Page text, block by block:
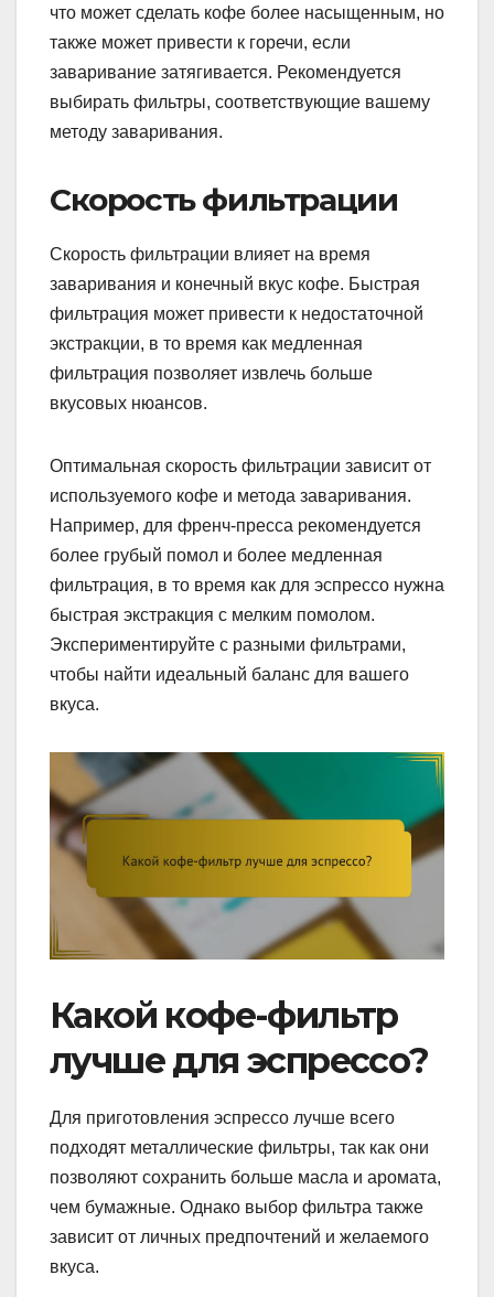
что может сделать кофе более насыщенным, но
также может привести к горечи, если
заваривание затягивается. Рекомендуется
выбирать фильтры, соответствующие вашему
методу заваривания.
Скорость фильтрации
Скорость фильтрации влияет на время
заваривания и конечный вкус кофе. Быстрая
фильтрация может привести к недостаточной
экстракции, в то время как медленная
фильтрация позволяет извлечь больше
вкусовых нюансов.
Оптимальная скорость фильтрации зависит от
используемого кофе и метода заваривания.
Например, для френч-пресса рекомендуется
более грубый помол и более медленная
фильтрация, в то время как для эспрессо нужна
быстрая экстракция с мелким помолом.
Экспериментируйте с разными фильтрами,
чтобы найти идеальный баланс для вашего
вкуса.
Какой кофе-фильтр
лучше для эспрессо?
Для приготовления эспрессо лучше всего
подходят металлические фильтры, так как они
позволяют сохранить больше масла и аромата,
чем бумажные. Однако выбор фильтра также
зависит от личных предпочтений и желаемого
вкуса.